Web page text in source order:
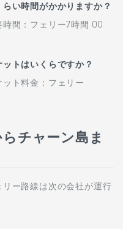
い時間がかかりますか？
間：フェリー7時間 00
トはいくらですか？
ト料金：フェリー
チャーン島ま
ー路線は次の会社が運行